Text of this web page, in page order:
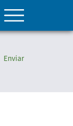
Enviar